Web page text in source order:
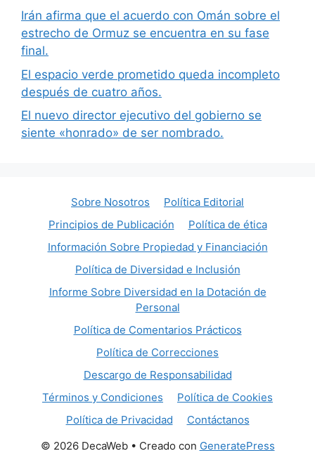
Irán afirma que el acuerdo con Omán sobre el
estrecho de Ormuz se encuentra en su fase
final.
El espacio verde prometido queda incompleto
después de cuatro años.
El nuevo director ejecutivo del gobierno se
siente «honrado» de ser nombrado.
Sobre Nosotros
Política Editorial
Principios de Publicación
Política de ética
Información Sobre Propiedad y Financiación
Política de Diversidad e Inclusión
Informe Sobre Diversidad en la Dotación de
Personal
Política de Comentarios Prácticos
Política de Correcciones
Descargo de Responsabilidad
Términos y Condiciones
Política de Cookies
Política de Privacidad
Contáctanos
© 2026 DecaWeb• Creado con GeneratePress